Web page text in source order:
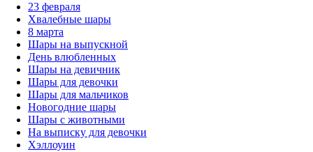
23 февраля
Хвалебные шары
8 марта
Шары на выпускной
День влюбленных
Шары на девичник
Шары для девочки
Шары для мальчиков
Новогодние шары
Шары с животными
На выписку для девочки
Хэллоуин